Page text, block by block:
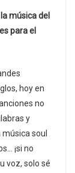
música del
para el
hoy en
no
y
soul
¡si no
voz, solo sé